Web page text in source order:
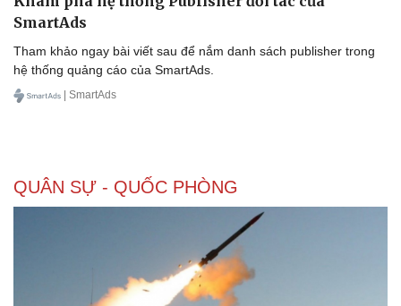
Công nghệ
SmartAds
Tham khảo ngay bài viết sau để nắm danh sách publisher trong
hệ thống quảng cáo của SmartAds.
| SmartAds
QUÂN SỰ - QUỐC PHÒNG